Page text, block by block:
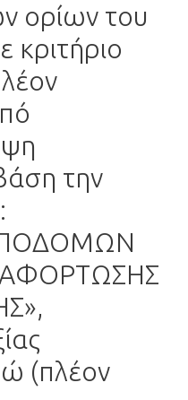
ορίων του
την
(πλέον